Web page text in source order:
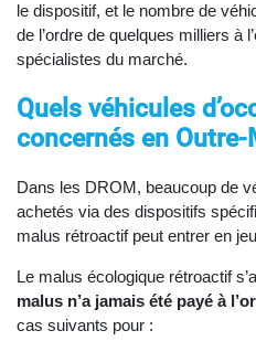
le dispositif, et le nombre de
de l’ordre de quelques milliers à
spécialistes du marché.
Quels véhicules
concernés en Outre-
Dans les DROM, beaucoup de
achetés via des dispositifs
malus rétroactif peut entrer en
Le malus écologique rétroactif
malus n’a jamais été payé à
cas suivants pour :